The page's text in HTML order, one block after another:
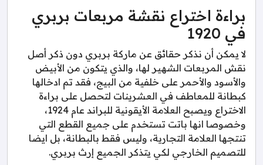
براءة اختراع نقشة مربعات بربري
في 1920
لا يمكن أن نذكر حقائق عن ماركة بربري دون ذكر أصل
نقش المربعات الشهير لها، والذي يتكون من الأبيض
والأسود والأحمر على خلفية من البيج، فقد تم ادخالها
كبطانة للمعاطف في العشرينات لتحصل على براءة
الاختراع ويصبح العلامة الأيقونية للبراند عام 1924،
وخصوصا انها باتت تستخدم على جميع القطع التي
تنتجها العلامة التجارية، وليس فقط بالبطانة، بل ايضا
للتصميم الخارجي لكي يتذكر الجميع إرث بربري.